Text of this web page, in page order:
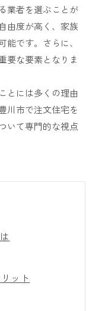
業者を選ぶことが
由度が高く、家族
です。さらに、
要な要素となりま
とには多くの理由
川市で注文住宅を
いて専門的な視点
ット